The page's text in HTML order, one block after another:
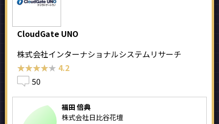
CloudGate UNO
株式会社インターナショナルシステムリサーチ
★★★★★
★★★★★ 4.2
50
福田 倍典
株式会社日比谷花壇